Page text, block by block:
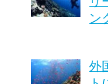
ン
外